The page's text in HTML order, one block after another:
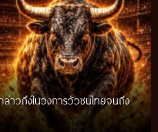
าวถึงในวงการวัวชนไทยจนถึง
นดั้งเดิมที่สืบทอดผ่านภูมิปัญญา